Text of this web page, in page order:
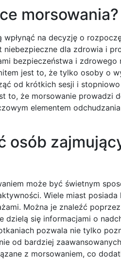
morsowania?
wpłynąć na decyzję o
dla zdrowia i
bezpieczeństwa i zdrowego
jest to, że tylko osoby o
od krótkich sesji i
to, że morsowanie prowadzi
elementem
osób
może być świetnym
Wiele miast posiada
Można je znaleźć
się informacjami o
pozwala nie tylko
od bardziej
z morsowaniem, co